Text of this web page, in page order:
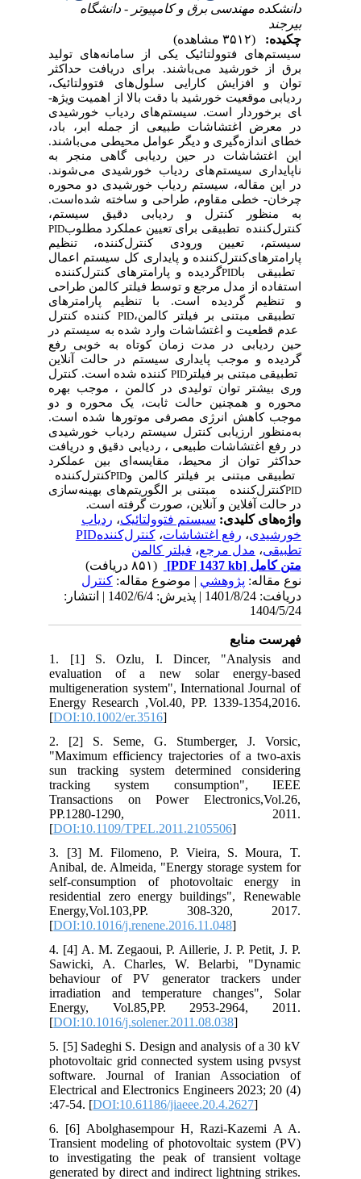
دانشکده مهندسی برق و کامپیوتر - دانشگاه
بیرجند
چکیده:
سیستم‌های
فتوولتائیک یکی از سامانه‌های تولید
برق از خورشید می‌باشند. برای دریافت حداکثر
توان و افزایش کارایی سلول‌های فتوولتائیک،
ردیابی موقعیت خورشید با دقت بالا از اهمیت ویژه­
ای برخوردار است. سیستم‌های ردیاب خورشیدی
در معرض اغتشاشات طبیعی از جمله ابر، باد،
خطای اندازه‌گیری و دیگر عوامل محیطی می‌باشند.
این اغتشاشات در حین ردیابی گاهی منجر به
ناپایداری سیستم‌های ردیاب خورشیدی می‌شوند.
در این مقاله، سیستم ردیاب خورشیدی دو محوره
چرخان- خطی مقاوم، طراحی و ساخته شده‌است.
به منظور کنترل و ردیابی دقیق سیستم،
کنترل‌کننده
PIDتطبیقی برای تعیین عملکرد مطلوب
سیستم، تعیین ورودی کنترل‌کننده، تنظیم
پارامترهای‌کنترل‌کننده و پایداری کل سیستم اعمال
گردیده و پارامترهای کنترل‌کنندهPID
تطبیقی با
استفاده از مدل مرجع و توسط فیلتر کالمن طراحی
و تنظیم گردیده ‌است. با تنظیم پارامترهای
کنترلکننده PIDتطبیقی مبتنی بر فیلتر کالمن،
عدم قطعیت و اغتشاشات وارد شده به سیستم در
حین ردیابی در مدت زمان کوتاه به خوبی رفع
گردیده و موجب پایداری سیستم در حالت آنلاین
شده ‌است. کنترلکننده PIDتطبیقی مبتنی بر فیلتر
کالمن ، موجب بهره
وری بیشتر توان تولیدی در
حالت ثابت، یک محوره و دو محوره و همچنین
موجب کاهش انرژی مصرفی موتورها شده‌ است.
به‌منظور ارزیابی کنترل سیستم ردیاب خورشیدی
در رفع اغتشاشات طبیعی ، ردیابی دقیق و دریافت
حداکثر توان از محیط، مقایسه‌ای بین عملکرد
کنترل‌کنندهPID
تطبیقی مبتنی بر فیلتر کالمن و
کنترل‌کنندهPID
مبتنی بر الگوریتم‌های بهینه‌سازی
در حالت آفلاین و آنلاین، صورت گرفته ‌است.
واژه‌های کلیدی:سیستم فتوولتائیک،ردیاب
خورشیدی،رفع اغتشاشات،
کنترل‌کنندهPID
تطبیقی،مدل مرجع،فیلتر کالمن
متن کامل[PDF 1437 kb]
نوع مقاله:پژوهشي| موضوع مقاله:کنترل
دریافت: 1401/8/24 | پذیرش: 1402/6/4 | انتشار:
1404/5/24
فهرست منابع
1. [1] S. Ozlu, I. Dincer, "Analysis and
evaluation of a new solar energy‐based
multigeneration system", International Journal of
Energy Research ,Vol.40, PP. 1339-1354,2016.
[DOI:10.1002/er.3516
2. [2] S. Seme, G. Stumberger, J. Vorsic,
"Maximum efficiency trajectories of a two-axis
sun tracking system determined considering
tracking system consumption", IEEE
Transactions on Power Electronics,Vol.26,
PP.1280-1290, 2011.
[DOI:10.1109/TPEL.2011.2105506
3. [3] M. Filomeno, P. Vieira, S. Moura, T.
Anibal, de. Almeida, "Energy storage system for
self-consumption of photovoltaic energy in
residential zero energy buildings", Renewable
Energy,Vol.103,PP. 308-320, 2017.
[DOI:10.1016/j.renene.2016.11.048
4. [4] A. M. Zegaoui, P. Aillerie, J. P. Petit, J. P.
Sawicki, A. Charles, W. Belarbi, "Dynamic
behaviour of PV generator trackers under
irradiation and temperature changes", Solar
Energy, Vol.85,PP. 2953-2964, 2011.
[DOI:10.1016/j.solener.2011.08.038
5. [5] Sadeghi S. Design and analysis of a 30 kV
photovoltaic grid connected system using pvsyst
software. Journal of Iranian Association of
Electrical and Electronics Engineers 2023; 20 (4)
:47-54. [DOI:10.61186/jiaeee.20.4.2627
6. [6] Abolghasempour H, Razi-Kazemi A A.
Transient modeling of photovoltaic system (PV)
to investigating the peak of transient voltage
generated by direct and indirect lightning strikes.